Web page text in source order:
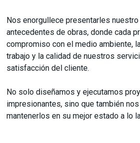
Nos enorgullece presentarles
antecedentes de obras, donde cada
compromiso con el medio ambiente,
trabajo y la calidad de nuestros
satisfacción del cliente.
No solo diseñamos y ejecutamos
impresionantes, sino que también
mantenerlos en su mejor estado a lo